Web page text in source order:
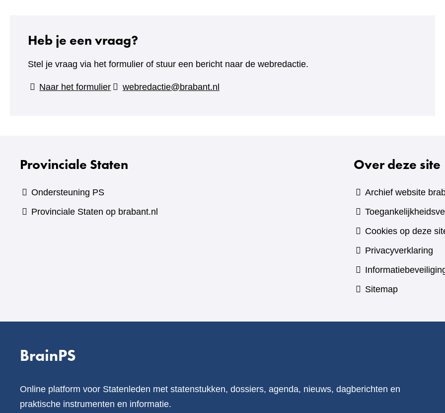
Heb je een vraag?
Stel je vraag via het formulier of stuur een bericht naar de webredactie.
Naar het formulier(verwijst
webredactie@brabant.nl
Provinciale Staten
Ondersteuning PS
Provinciale Staten op brabant.nl
Over deze site
Archief website
Cookies op deze
Privacyverklaring
Sitemap
BrainPS
Online platform voor Statenleden met statenstukken, dossiers, agenda, nieuws, dagberichten en
praktische instrumenten en informatie.